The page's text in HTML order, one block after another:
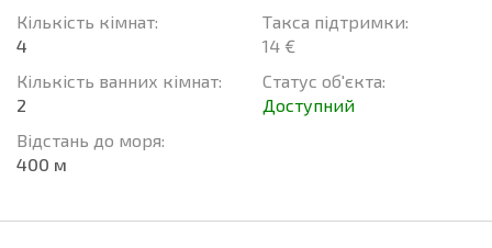
Кількість кімнат:
4
Кількість ванних кімнат:
2
Відстань до моря:
400 м
Такса підтримки:
14 €
Статус об'єкта:
Доступний